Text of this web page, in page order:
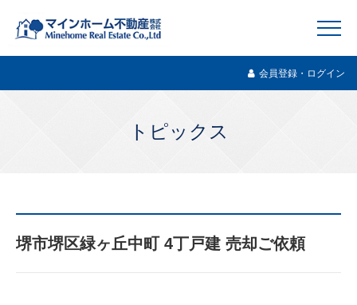
会員登録・ログイン
トピックス
堺市堺区緑ヶ丘中町 4丁戸建 売却ご依頼